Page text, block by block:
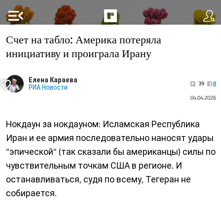
menu_open
Счет на табло: Америка потеряла
инициативу и проиграла Ирану
Елена Караева
РИА Новости 39
0
04.04.2026
Нокдаун за нокдауном: Исламская Республика
Иран и ее армия последовательно наносят удары
"эпической" (так сказали бы американцы) силы по
чувствительным точкам США в регионе. И
останавливаться, судя по всему, Тегеран не
собирается.